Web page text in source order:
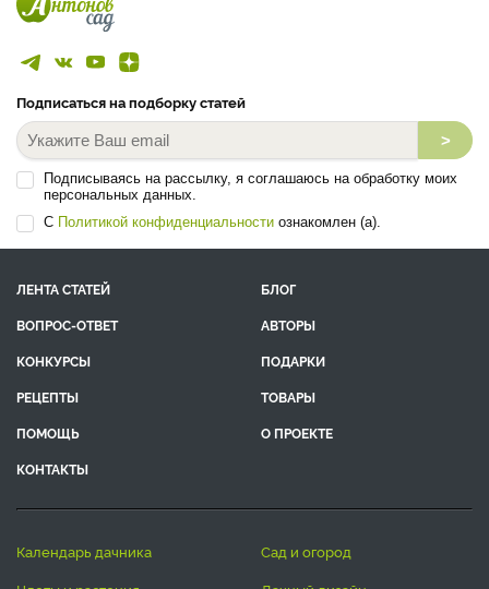
Подписаться на подборку статей
>
Подписываясь на рассылку, я соглашаюсь на обработку моих
персональных данных.
С Политикой конфиденциальности ознакомлен (а).
ЛЕНТА СТАТЕЙ
БЛОГ
ВОПРОС-ОТВЕТ
АВТОРЫ
КОНКУРСЫ
ПОДАРКИ
РЕЦЕПТЫ
ТОВАРЫ
ПОМОЩЬ
О ПРОЕКТЕ
КОНТАКТЫ
календарь дачника
сад и огород